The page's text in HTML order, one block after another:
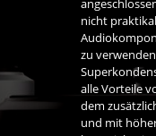
nicht
zu
alle Vorteile
dem
und mit